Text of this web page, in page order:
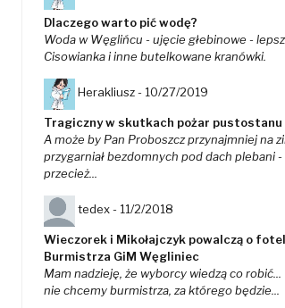
Dlaczego warto pić wodę?
Woda w Węglińcu - ujęcie głebinowe -
Cisowianka i inne butelkowane kranówki.
Herakliusz - 10/27/2019
Tragiczny w skutkach pożar pustostanu
A może by Pan Proboszcz przynajmniej na
przygarniał bezdomnych pod dach plebani -
przecież...
tedex - 11/2/2018
Wieczorek i Mikołajczyk powalczą o fotel
Burmistrza GiM Węgliniec
Mam nadzieję, że wyborcy wiedzą co robić...
nie chcemy burmistrza, za którego będzie...